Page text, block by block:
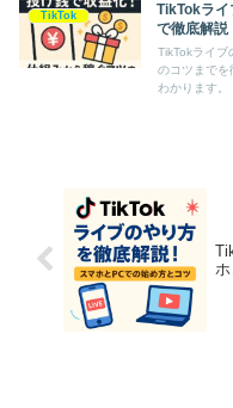
TikTok
TikTokライ
で徹底解説
TikTokライブ
のコツまでを
わかります。